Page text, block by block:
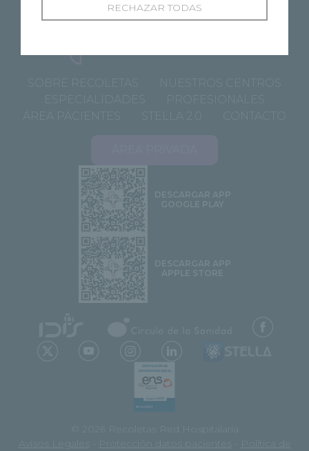
SOBRE RECOLETAS
NUESTROS CENTROS
ESPECIALIDADES
PROFESIONALES
ÁREA PACIENTES
STELLA 2.0 CONTACTO
DESCARGAR APP
GOOGLE PLAY
DESCARGAR APP
APPLE STORE
© 2026 Recoletas Red Hospitalaria
Avisos Legales
Protección datos pacientes
Política de
RECHAZAR TODAS